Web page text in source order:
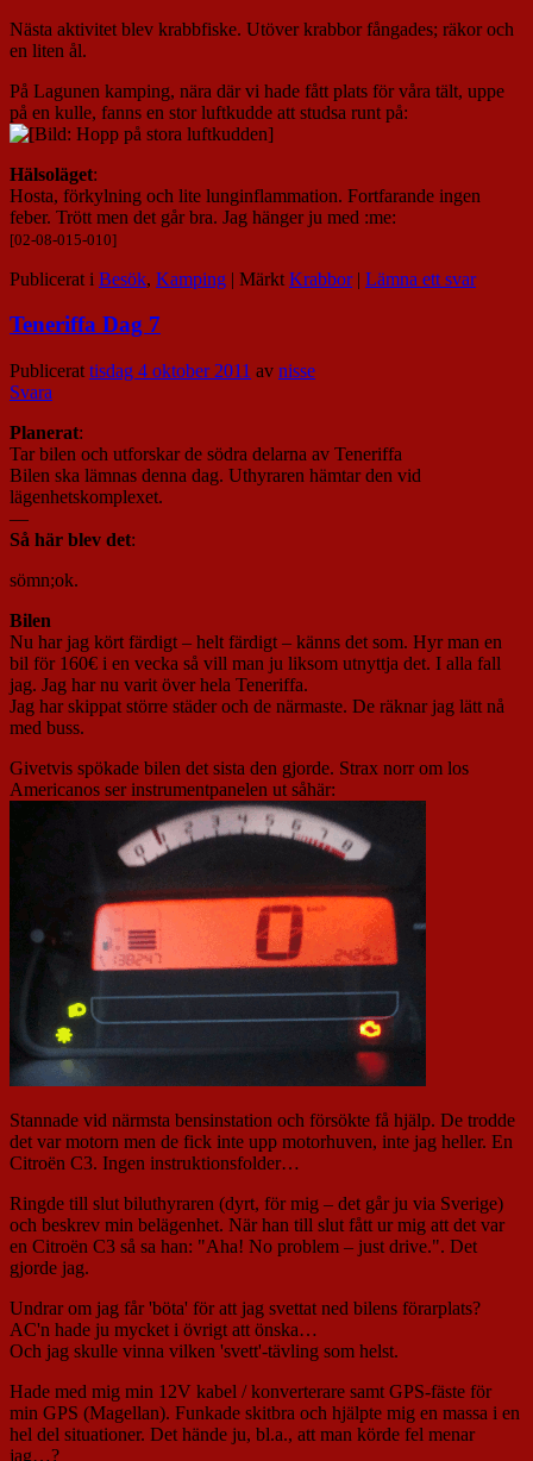
Nästa aktivitet blev krabbfiske. Utöver krabbor fångades; räkor och
en liten ål.
På Lagunen kamping, nära där vi hade fått plats för våra tält, uppe
på en kulle, fanns en stor luftkudde att studsa runt på:
Hälsoläget:
Hosta, förkylning och lite lunginflammation. Fortfarande ingen
feber. Trött men det går bra. Jag hänger ju med :me:
[02-08-015-010]
Publicerat i Besök, Kamping | Märkt Krabbor | Lämna ett svar
Teneriffa Dag 7
Publicerat tisdag 4 oktober 2011 av nisse
Svara
Planerat:
Tar bilen och utforskar de södra delarna av Teneriffa
Bilen ska lämnas denna dag. Uthyraren hämtar den vid
lägenhetskomplexet.
—
Så här blev det:
sömn;ok.
Bilen
Nu har jag kört färdigt – helt färdigt – känns det som. Hyr man en
bil för 160€ i en vecka så vill man ju liksom utnyttja det. I alla fall
jag. Jag har nu varit över hela Teneriffa.
Jag har skippat större städer och de närmaste. De räknar jag lätt nå
med buss.
Givetvis spökade bilen det sista den gjorde. Strax norr om los
Americanos ser instrumentpanelen ut såhär:
Stannade vid närmsta bensinstation och försökte få hjälp. De trodde
det var motorn men de fick inte upp motorhuven, inte jag heller. En
Citroën C3. Ingen instruktionsfolder…
Ringde till slut biluthyraren (dyrt, för mig – det går ju via Sverige)
och beskrev min belägenhet. När han till slut fått ur mig att det var
en Citroën C3 så sa han: "Aha! No problem – just drive.". Det
gjorde jag.
Undrar om jag får 'böta' för att jag svettat ned bilens förarplats?
AC'n hade ju mycket i övrigt att önska…
Och jag skulle vinna vilken 'svett'-tävling som helst.
Hade med mig min 12V kabel / konverterare samt GPS-fäste för
min GPS (Magellan). Funkade skitbra och hjälpte mig en massa i en
hel del situationer. Det hände ju, bl.a., att man körde fel menar
jag…?